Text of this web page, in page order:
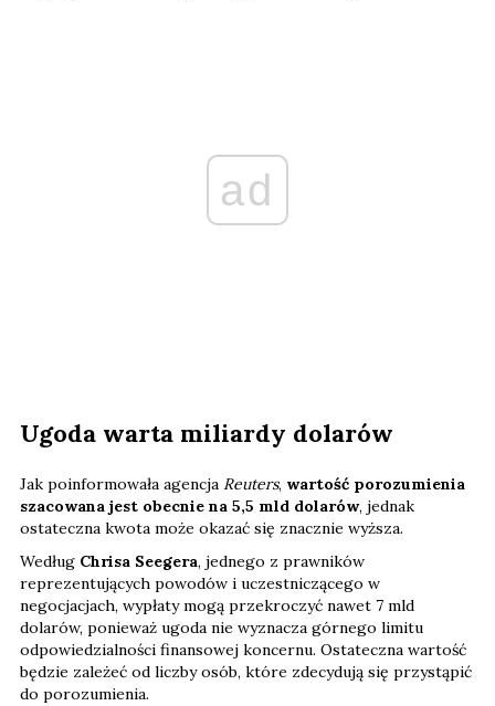
ad
Ugoda warta miliardy dolarów
Jak poinformowała agencja Reuters, wartość porozumienia
szacowana jest obecnie na 5,5 mld dolarów, jednak
ostateczna kwota może okazać się znacznie wyższa.
Według Chrisa Seegera, jednego z prawników
reprezentujących powodów i uczestniczącego w
negocjacjach, wypłaty mogą przekroczyć nawet 7 mld
dolarów, ponieważ ugoda nie wyznacza górnego limitu
odpowiedzialności finansowej koncernu. Ostateczna wartość
będzie zależeć od liczby osób, które zdecydują się przystąpić
do porozumienia.